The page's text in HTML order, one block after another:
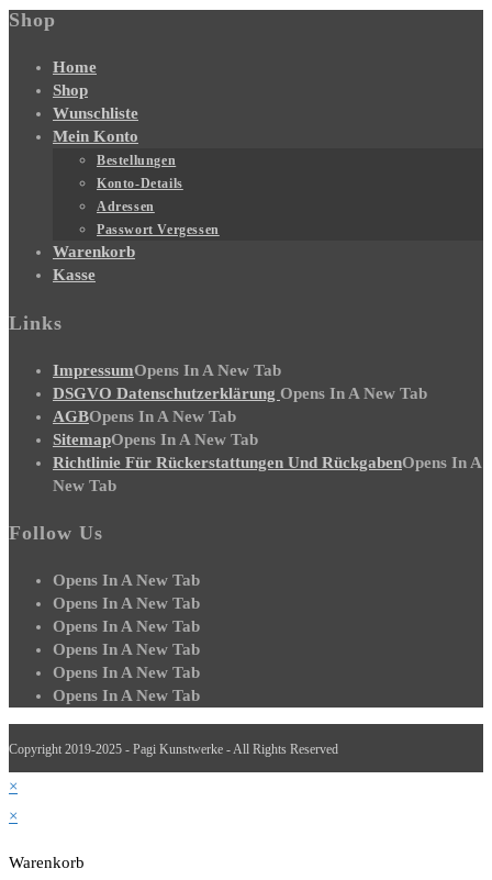
Shop
Home
Shop
Wunschliste
Mein Konto
Bestellungen
Konto-Details
Adressen
Passwort Vergessen
Warenkorb
Kasse
Links
ImpressumOpens In A New Tab
DSGVO Datenschutzerklärung Opens In A New Tab
AGBOpens In A New Tab
SitemapOpens In A New Tab
Richtlinie Für Rückerstattungen Und RückgabenOpens In A
New Tab
Follow Us
Opens In A New Tab
Opens In A New Tab
Opens In A New Tab
Opens In A New Tab
Opens In A New Tab
Opens In A New Tab
Copyright 2019-2025 - Pagi Kunstwerke - All Rights Reserved
×
×
Warenkorb